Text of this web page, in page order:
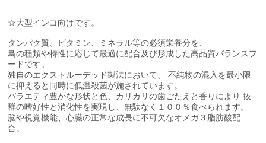
☆大型インコ向けです。
タンパク質、ビタミン、ミネラル等の必須栄養分を、
鳥の種類や特性に応じて最適に配合及び形成した高品質バランスフ
ードです。
独自のエクストルーデッド製法において、 不純物の混入を最小限
に抑えると同時に低温殺菌が施されています。
バラエティ豊かな形状と色、カリカリの歯ごたえと香りにより 抜
群の嗜好性と消化性を実現し、無駄なく１００％食べられます。
脳や視覚機能、心臓の正常な成長に不可欠なオメガ３脂肪酸配
合。